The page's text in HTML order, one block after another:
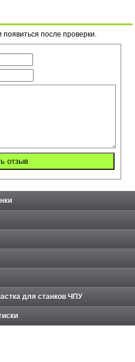
после проверки.
для станков ЧПУ